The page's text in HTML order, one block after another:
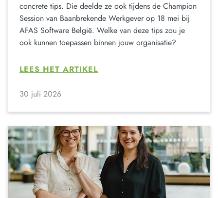
concrete tips. Die deelde ze ook tijdens de Champion
Session van Baanbrekende Werkgever op 18 mei bij
AFAS Software België. Welke van deze tips zou je
ook kunnen toepassen binnen jouw organisatie?
LEES HET ARTIKEL
30 juli 2026